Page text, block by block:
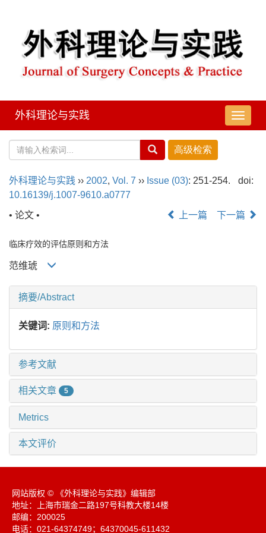
导
航
外科理论与实践
外科理论与实践 ›› 2002, Vol. 7 ›› Issue (03): 251-254.
doi:
10.16139/j.1007-9610.a0777
• 论文 •
上一篇 下一篇
临床疗效的评估原则和方法
范维琥
摘要/Abstract
关键词: 原则和方法
参考文献
相关文章 5
Metrics
本文评价
网站版权 © 《外科理论与实践》编辑部
地址：上海市瑞金二路197号科教大楼14楼
邮编：200025
电话：021-64374749；64370045-611432